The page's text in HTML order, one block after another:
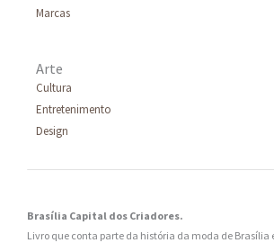
Marcas
Arte
Cultura
Entretenimento
Design
Brasília Capital dos Criadores.
Livro que conta parte da história da moda de Brasília